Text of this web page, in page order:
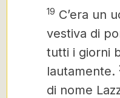
19 C’era un
vestiva di
tutti i giorni
lautamente.
di nome